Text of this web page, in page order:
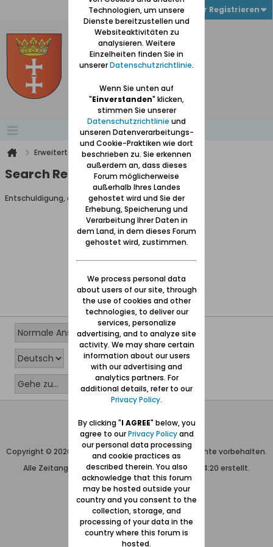
Anmelden oder Registrieren
Erweiterte Suche Suchergebnisse
Search Result
Entschuldigung, du darfst diese Seite nicht aufrufen.
Wolfgang Naujocks MMXXVI
Powered byvBulletin®
Copyright © 2026 MH Sub I, LLC dba vBulletin. Alle Rechte vorbehalten.
Alle Zeitangaben in WEZ+1. Die Seite wurde um 14:20 erstellt.
Technologien, um unsere
Dienste bereitzustellen und
Websiteaktivitäten zu
analysieren. Weitere
Einzelheiten finden Sie in
unsererDatenschutzrichtlinie.
Wenn Sie unten auf
"Einverstanden" klicken,
stimmen Sie unserer
Datenschutzrichtlinie und
unseren Datenverarbeitungs-
und Cookie-Praktiken wie dort
beschrieben zu. Sie erkennen
außerdem an, dass dieses
Forum möglicherweise
außerhalb Ihres Landes
gehostet wird und Sie der
Erhebung, Speicherung und
Verarbeitung Ihrer Daten in
dem Land, in dem dieses Forum
gehostet wird, zustimmen.
We process personal data
about users of our site, through
the use of cookies and other
technologies, to deliver our
services, personalize
advertising, and to analyze site
activity. We may share certain
information about our users
with our advertising and
analytics partners. For
additional details, refer to our
Privacy Policy.
By clicking "I AGREE" below, you
agree to ourPrivacy Policyand
our personal data processing
and cookie practices as
described therein. You also
acknowledge that this forum
may be hosted outside your
country and you consent to the
collection, storage, and
processing of your data in the
country where this forum is
hosted.